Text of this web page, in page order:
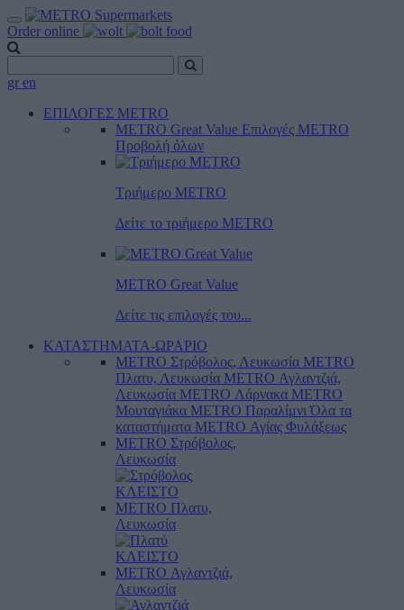
Order online
gr en
ΕΠΙΛΟΓΕΣ METRO
METRO Great Value Επιλογές METRO
Προβολή όλων
Τριήμερο METRO
Δείτε το τριήμερο ΜΕTRO
METRO Great Value
Δείτε τις επιλογές του...
ΚΑΤΑΣΤΗΜΑΤΑ-ΩΡΑΡΙΟ
METRO Στρόβολος, Λευκωσία METRO
Πλατυ, Λευκωσία METRO Αγλαντζιά,
Λευκωσία METRO Λάρνακα METRO
Μουταγιάκα METRO Παραλίμνι Όλα τα
καταστήματα METRO Αγίας Φυλάξεως
METRO Στρόβολος,
Λευκωσία
ΚΛΕΙΣΤΟ
METRO Πλατυ,
Λευκωσία
ΚΛΕΙΣΤΟ
METRO Αγλαντζιά,
Λευκωσία